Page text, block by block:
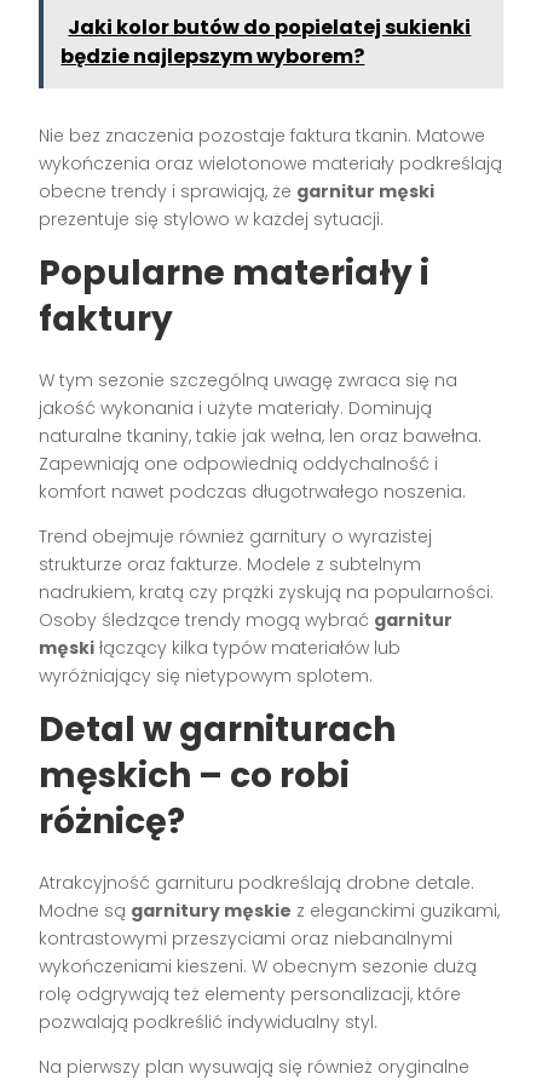
Jaki kolor butów do popielatej sukienki
będzie najlepszym wyborem?
Nie bez znaczenia pozostaje faktura tkanin. Matowe
wykończenia oraz wielotonowe materiały podkreślają
obecne trendy i sprawiają, że garnitur męski
prezentuje się stylowo w każdej sytuacji.
Popularne materiały i
faktury
W tym sezonie szczególną uwagę zwraca się na
jakość wykonania i użyte materiały. Dominują
naturalne tkaniny, takie jak wełna, len oraz bawełna.
Zapewniają one odpowiednią oddychalność i
komfort nawet podczas długotrwałego noszenia.
Trend obejmuje również garnitury o wyrazistej
strukturze oraz fakturze. Modele z subtelnym
nadrukiem, kratą czy prążki zyskują na popularności.
Osoby śledzące trendy mogą wybrać garnitur
męski łączący kilka typów materiałów lub
wyróżniający się nietypowym splotem.
Detal w garniturach
męskich – co robi
różnicę?
Atrakcyjność garnituru podkreślają drobne detale.
Modne są garnitury męskie z eleganckimi guzikami,
kontrastowymi przeszyciami oraz niebanalnymi
wykończeniami kieszeni. W obecnym sezonie dużą
rolę odgrywają też elementy personalizacji, które
pozwalają podkreślić indywidualny styl.
Na pierwszy plan wysuwają się również oryginalne